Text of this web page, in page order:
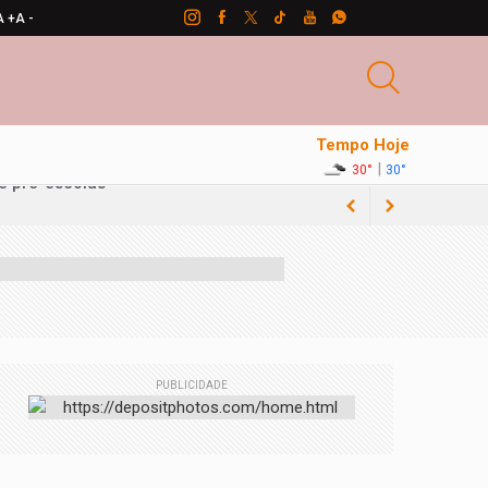
+A -
Tempo Hoje
30° 30°
PUBLICIDADE